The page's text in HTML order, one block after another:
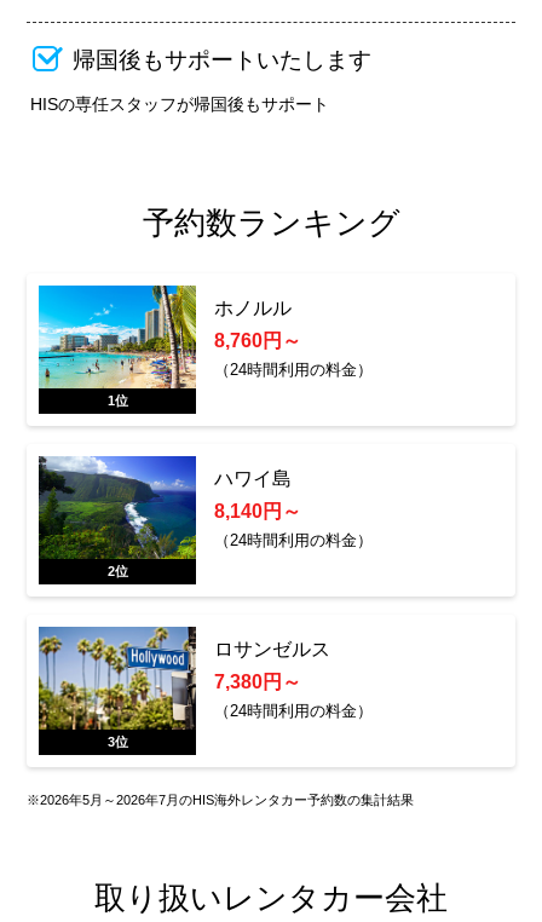
帰国後もサポートいたします
HISの専任スタッフが帰国後もサポート
予約数ランキング
1位
ホノルル
8,760円～
（24時間利用の料金）
2位
ハワイ島
8,140円～
（24時間利用の料金）
3位
ロサンゼルス
7,380円～
（24時間利用の料金）
※2026年5月～2026年7月のHIS海外レンタカー予約数の集計結果
取り扱いレンタカー会社